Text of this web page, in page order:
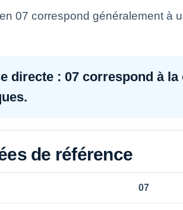
07 correspond généralement à
directe : 07 correspond à la
.
de référence
07